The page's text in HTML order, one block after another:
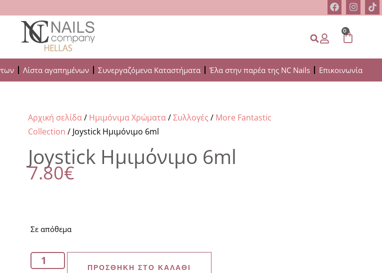
0
Λίστα αγαπημένων Συνεργαζόμενα Καταστήματα Έλα στην παρέα της NC Nails Επικοινωνία
Αρχική σελίδα/ Ημιμόνιμα Χρώματα/Συλλογές / More Fantastic
Collection / Joystick Ημιμόνιμο 6ml
Joystick Ημιμόνιμο 6ml
7.80€
Σε απόθεμα
ΠΡΟΣΘΉΚΗ ΣΤΟ ΚΑΛΆΘΙ